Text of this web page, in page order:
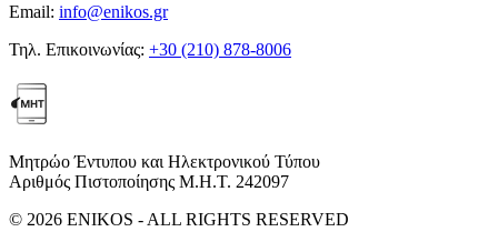
Email: info@enikos.gr
Τηλ. Επικοινωνίας: +30 (210) 878-8006
Μητρώο Έντυπου και Ηλεκτρονικού Τύπου
Αριθμός Πιστοποίησης Μ.Η.Τ. 242097
© 2026 ENIKOS - ALL RIGHTS RESERVED